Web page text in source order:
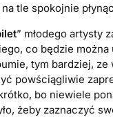
tle spokojnie
” młodego artysty
co będzie można
tym bardziej, ze
powściągliwie
bo niewiele
żeby zaznaczyć